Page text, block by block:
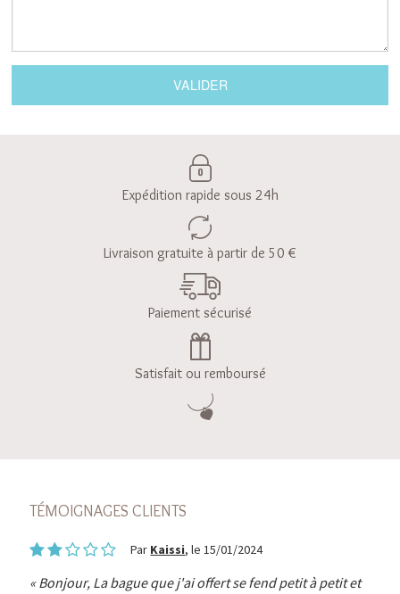
Expédition rapide sous 24h
Livraison gratuite à partir de 50 €
Paiement sécurisé
Satisfait ou remboursé
TÉMOIGNAGES CLIENTS
Par Kaissi, le 15/01/2024
Bonjour, La bague que j'ai offert se fend petit à petit et